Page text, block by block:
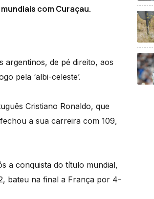
com Curaçau.
argentinos, de pé direito, aos
pela ‘albi-celeste’.
Cristiano Ronaldo, que
a sua carreira com 109,
a conquista do título mundial,
bateu na final a França por 4-